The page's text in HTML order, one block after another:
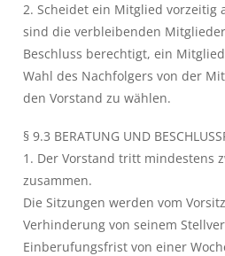
2. Scheidet ein Mitglied vorzeitig
sind die verbleibenden
Beschluss berechtigt, ein
Wahl des Nachfolgers von der
den Vorstand zu wählen.
§ 9.3 BERATUNG UND
1. Der Vorstand tritt mindestens
zusammen.
Die Sitzungen werden vom
Verhinderung von seinem
Einberufungsfrist von einer